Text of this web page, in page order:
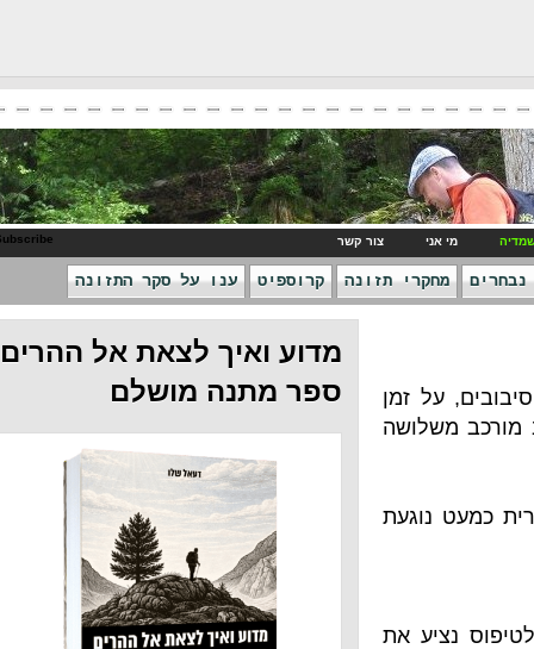
צור קשר
תזונה קרוספיט ענו על סקר התזונה
זמן
את
מדוע ואיך לצאת אל ההרים -
ספר מתנה מושלם